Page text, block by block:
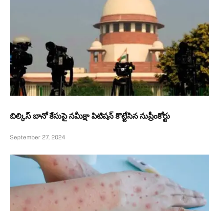
బిల్కిస్ బానో కేసుపై సమీక్షా పిటిషన్ కొట్టేసిన సుప్రీంకోర్టు
September 27, 2024